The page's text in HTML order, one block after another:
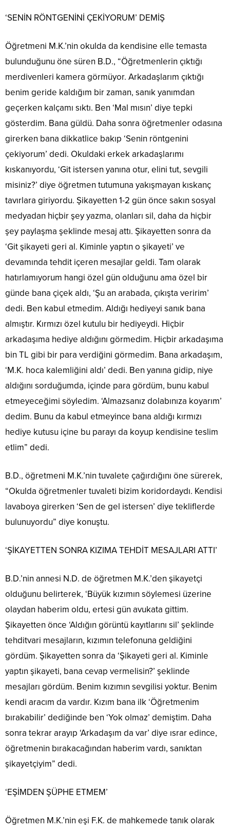
‘SENİN RÖNTGENİNİ ÇEKİYORUM’ DEMİŞ
Öğretmeni M.K.’nin okulda da kendisine elle temasta
bulunduğunu öne süren B.D., “Öğretmenlerin çıktığı
merdivenleri kamera görmüyor. Arkadaşlarım çıktığı
benim geride kaldığım bir zaman, sanık yanımdan
geçerken kalçamı sıktı. Ben ‘Mal mısın’ diye tepki
gösterdim. Bana güldü. Daha sonra öğretmenler odasına
girerken bana dikkatlice bakıp ‘Senin röntgenini
çekiyorum’ dedi. Okuldaki erkek arkadaşlarımı
kıskanıyordu, ‘Git istersen yanına otur, elini tut, sevgili
misiniz?’ diye öğretmen tutumuna yakışmayan kıskanç
tavırlara giriyordu. Şikayetten 1-2 gün önce sakın sosyal
medyadan hiçbir şey yazma, olanları sil, daha da hiçbir
şey paylaşma şeklinde mesaj attı. Şikayetten sonra da
‘Git şikayeti geri al. Kiminle yaptın o şikayeti’ ve
devamında tehdit içeren mesajlar geldi. Tam olarak
hatırlamıyorum hangi özel gün olduğunu ama özel bir
günde bana çiçek aldı, ‘Şu an arabada, çıkışta veririm’
dedi. Ben kabul etmedim. Aldığı hediyeyi sanık bana
almıştır. Kırmızı özel kutulu bir hediyeydi. Hiçbir
arkadaşıma hediye aldığını görmedim. Hiçbir arkadaşıma
bin TL gibi bir para verdiğini görmedim. Bana arkadaşım,
‘M.K. hoca kalemliğini aldı’ dedi. Ben yanına gidip, niye
aldığını sorduğumda, içinde para gördüm, bunu kabul
etmeyeceğimi söyledim. ‘Almazsanız dolabınıza koyarım’
dedim. Bunu da kabul etmeyince bana aldığı kırmızı
hediye kutusu içine bu parayı da koyup kendisine teslim
etlim” dedi.
B.D., öğretmeni M.K.’nin tuvalete çağırdığını öne sürerek,
“Okulda öğretmenler tuvaleti bizim koridordaydı. Kendisi
lavaboya girerken ‘Sen de gel istersen’ diye tekliflerde
bulunuyordu” diye konuştu.
‘ŞİKAYETTEN SONRA KIZIMA TEHDİT MESAJLARI ATTI’
B.D.’nin annesi N.D. de öğretmen M.K.’den şikayetçi
olduğunu belirterek, ‘Büyük kızımın söylemesi üzerine
olaydan haberim oldu, ertesi gün avukata gittim.
Şikayetten önce ‘Aldığın görüntü kayıtlarını sil’ şeklinde
tehditvari mesajların, kızımın telefonuna geldiğini
gördüm. Şikayetten sonra da ‘Şikayeti geri al. Kiminle
yaptın şikayeti, bana cevap vermelisin?’ şeklinde
mesajları gördüm. Benim kızımın sevgilisi yoktur. Benim
kendi aracım da vardır. Kızım bana ilk ‘Öğretmenim
bırakabilir’ dediğinde ben ‘Yok olmaz’ demiştim. Daha
sonra tekrar arayıp ‘Arkadaşım da var’ diye ısrar edince,
öğretmenin bırakacağından haberim vardı, sanıktan
şikayetçiyim” dedi.
‘EŞİMDEN ŞÜPHE ETMEM’
Öğretmen M.K.’nin eşi F.K. de mahkemede tanık olarak